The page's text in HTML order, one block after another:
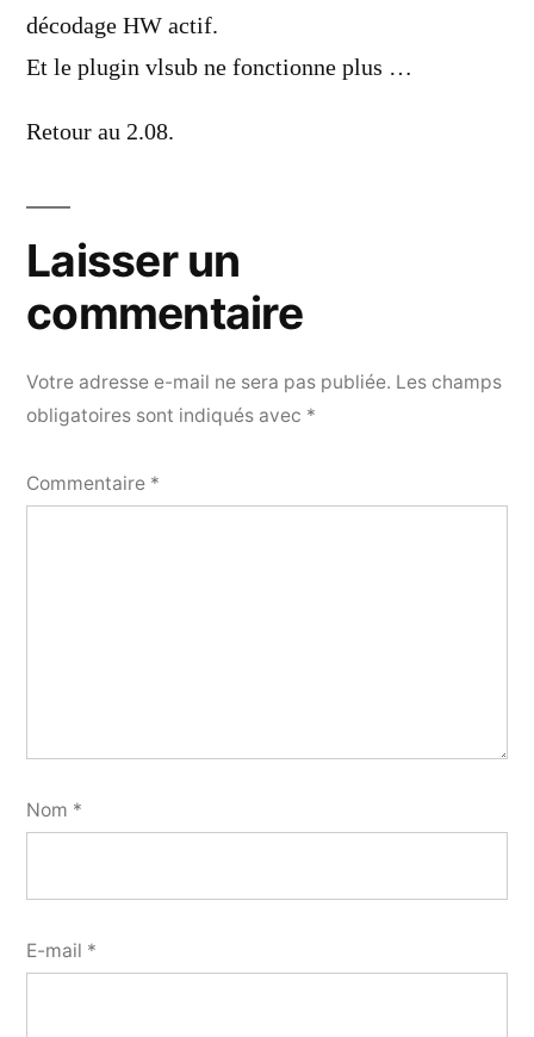
décodage HW actif.
Et le plugin vlsub ne fonctionne plus …
Retour au 2.08.
Laisser un
commentaire
Votre adresse e-mail ne sera pas publiée. Les champs
obligatoires sont indiqués avec *
Commentaire *
Nom *
E-mail *